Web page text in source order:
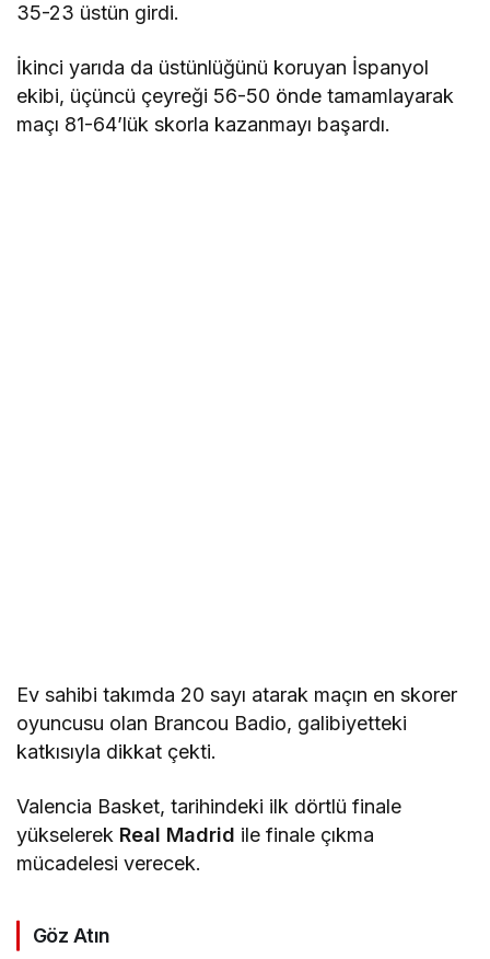
35-23 üstün girdi.
İkinci yarıda da üstünlüğünü koruyan İspanyol
ekibi, üçüncü çeyreği 56-50 önde tamamlayarak
maçı 81-64’lük skorla kazanmayı başardı.
Ev sahibi takımda 20 sayı atarak maçın en skorer
oyuncusu olan Brancou Badio, galibiyetteki
katkısıyla dikkat çekti.
Valencia Basket, tarihindeki ilk dörtlü finale
yükselerek Real Madrid ile finale çıkma
mücadelesi verecek.
Göz Atın